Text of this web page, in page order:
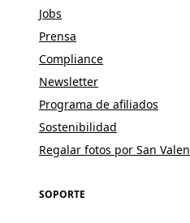
Jobs
Prensa
Compliance
Newsletter
Programa de afiliados
Sostenibilidad
Regalar fotos por San
SOPORTE